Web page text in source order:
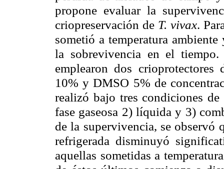
propone evaluar la
criopreservación de T. vivax.
sometió a temperatura
la sobrevivencia en el
emplearon dos
10% y DMSO 5% de
realizó bajo tres condiciones
fase gaseosa 2) líquida y 3)
de la supervivencia, se observó
refrigerada disminuyó
aquellas sometidas a